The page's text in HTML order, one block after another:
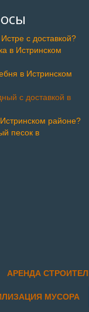
с доставкой?
в Истринском
в Истринском
с доставкой в
районе?
песок в
АРЕНДА
МУСОРА